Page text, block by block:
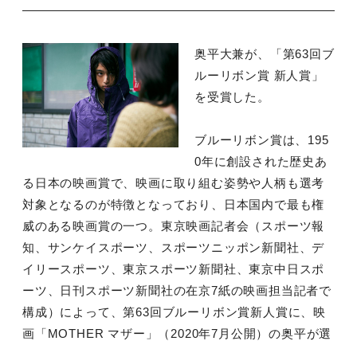
奥平大兼が、「第63回ブ
ルーリボン賞 新人賞」
を受賞した。
ブルーリボン賞は、195
0年に創設された歴史あ
る日本の映画賞で、映画に取り組む姿勢や人柄も選考
対象となるのが特徴となっており、日本国内で最も権
威のある映画賞の一つ。東京映画記者会（スポーツ報
知、サンケイスポーツ、スポーツニッポン新聞社、デ
イリースポーツ、東京スポーツ新聞社、東京中日スポ
ーツ、日刊スポーツ新聞社の在京7紙の映画担当記者で
構成）によって、第63回ブルーリボン賞新人賞に、映
画「MOTHER マザー」（2020年7月公開）の奥平が選